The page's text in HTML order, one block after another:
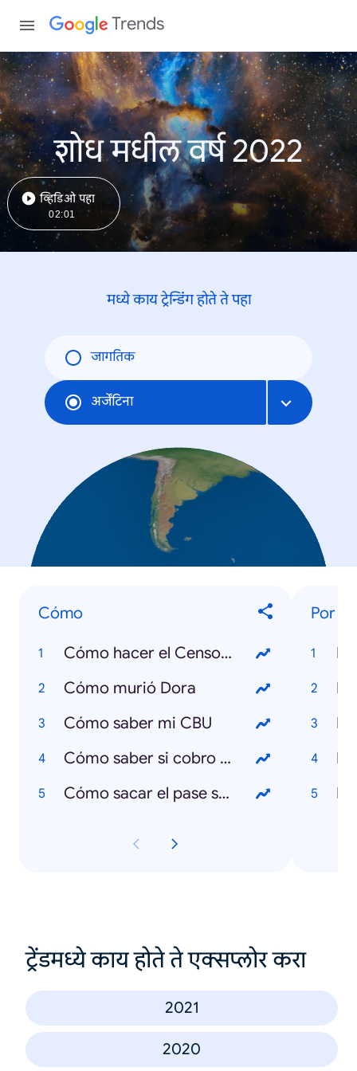
Trends
शोध मधील वर्ष 2022
व्हिडिओ पहा
02:01
मध्ये काय ट्रेन्डिंंग होते ते पहा
जागतिक
अर्जेंटिना
Cómo
Cómo hacer el Censo digital
Cómo murió Dora
Cómo saber mi CBU
Cómo saber si cobro el IFE
Cómo sacar el pase sanitario
Por
ट्रेंडमध्ये काय होते ते एक्सप्लोर करा
2021
2020